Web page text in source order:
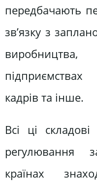
передбачають
зв’язку з
підприємствах
кадрів та інше.
Всі ці
регулювання
країнах